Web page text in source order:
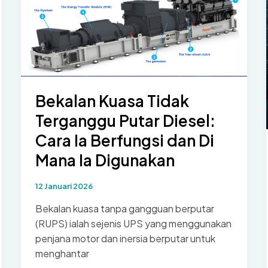
Bekalan Kuasa Tidak
Terganggu Putar Diesel:
Cara Ia Berfungsi dan Di
Mana Ia Digunakan
12 Januari 2026
Bekalan kuasa tanpa gangguan berputar
(RUPS) ialah sejenis UPS yang menggunakan
penjana motor dan inersia berputar untuk
menghantar